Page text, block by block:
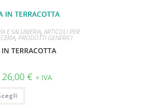
E SALUMERIA,ARTICOLI PER
,PRODOTTI GENERICI
TERRACOTTA
26,00 € + IVA